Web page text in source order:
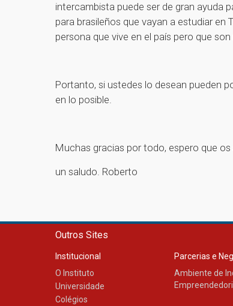
intercambista puede ser de gran ayuda
para brasileños que vayan a estudiar
persona que vive en el país pero que
Portanto, si ustedes lo desean pueden
en lo posible.
Muchas gracias por todo, espero que os
un saludo. Roberto
Outros Sites
Institucional
O Instituto
Universidade
Colégios
Parcerias e
Ambiente de